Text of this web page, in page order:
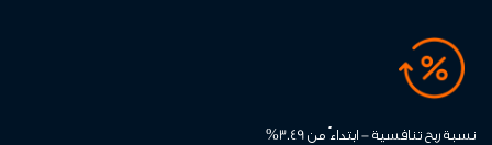
نسبة ربح تنافسية - ابتداءً من 3.49%